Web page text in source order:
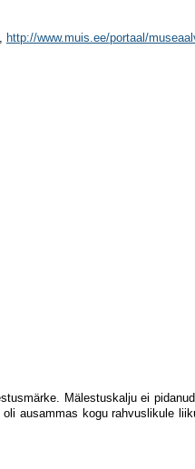
http://www.muis.ee/portaal/
Mälestuskalju ei
ausammas kogu rahvuslikule